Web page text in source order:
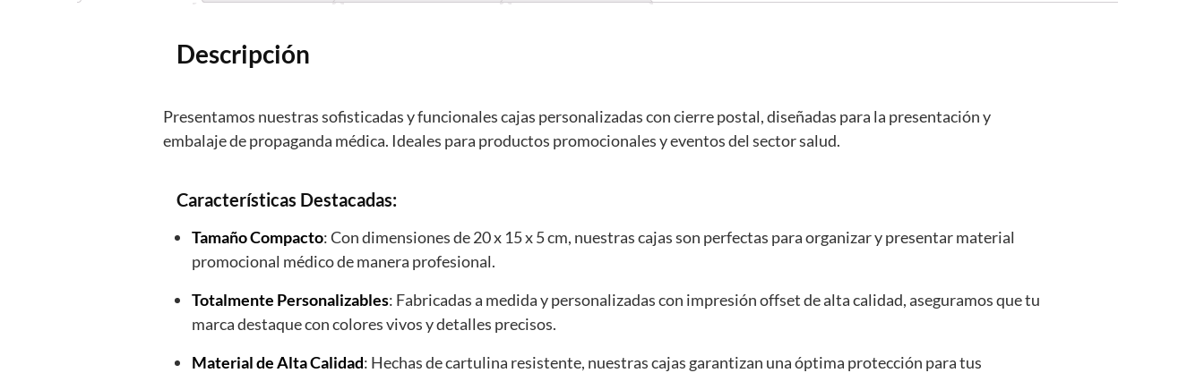
Descripción
Presentamos nuestras sofisticadas y funcionales cajas personalizadas con cierre postal, diseñadas para la presentación y
embalaje de propaganda médica. Ideales para productos promocionales y eventos del sector salud.
Características Destacadas:
Tamaño Compacto: Con dimensiones de 20 x 15 x 5 cm, nuestras cajas son perfectas para organizar y presentar material
promocional médico de manera profesional.
Totalmente Personalizables: Fabricadas a medida y personalizadas con impresión offset de alta calidad, aseguramos que tu
marca destaque con colores vivos y detalles precisos.
Material de Alta Calidad: Hechas de cartulina resistente, nuestras cajas garantizan una óptima protección para tus